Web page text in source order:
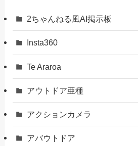
2ちゃんねる風AI掲示板
Insta360
Te Araroa
アウトドア亜種
アクションカメラ
アバウトドア